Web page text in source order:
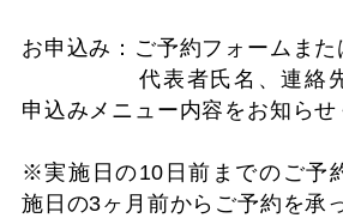
お申込み：ご予約フォームまた
代表者氏名、連絡先、
申込みメニュー内容をお知らせ
※実施日の10日前までのご予
施日の3ヶ月前からご予約を承